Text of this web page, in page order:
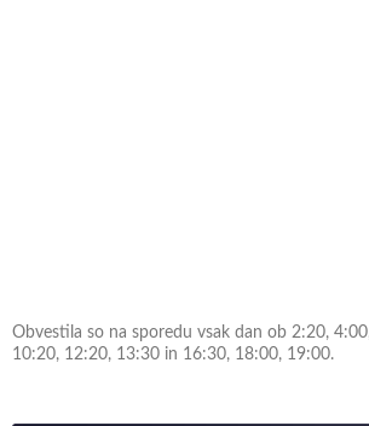
Obvestila so na sporedu vsak dan ob 2:20,
10:20, 12:20, 13:30 in 16:30, 18:00, 19:00.